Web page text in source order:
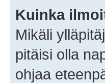
Kuinka
Mikäli
pitäisi olla
ohjaa